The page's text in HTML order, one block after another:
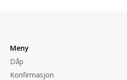
Meny
Dåp
Konfirmasjon